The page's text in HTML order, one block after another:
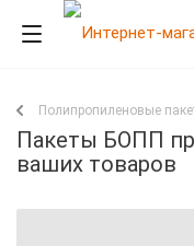
Полипропиленовые
Пакеты БОПП
ваших товаров